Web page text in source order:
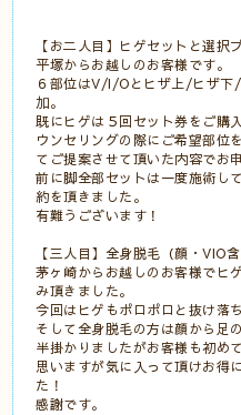
【お二人目】ヒゲセットと選択
平塚からお越しのお客様です。
６部位はV/I/Oとヒザ上/ヒザ下
加。
既にヒゲは５回セット券をご購
ウンセリングの際にご希望部位
てご提案させて頂いた内容でお
前に脚全部セットは一度施術し
約を頂きました。
有難うございます！
【三人目】全身脱毛（顔・VIO含
茅ヶ崎からお越しのお客様でヒ
み頂きました。
今回はヒゲもポロポロと抜け落
そして全身脱毛の方は顔から足
半掛かりましたがお客様も初め
思いますが気に入って頂けお得
た！
感謝です。